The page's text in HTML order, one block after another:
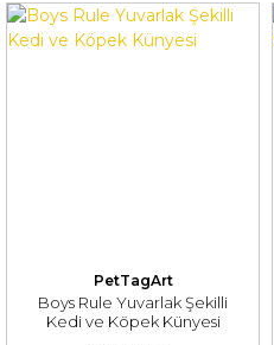
PetTagArt
Boys Rule Yuvarlak Şekilli
Kedi ve Köpek Künyesi